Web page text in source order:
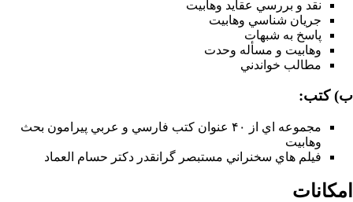
نقد و بررسي عقايد وهابيت
جريان شناسي وهابيت
پاسخ به شبهات
وهابيت و مسأله وحدت
مطالب خواندني
ب) کتب:
مجموعه اي از ۴۰ عنوان کتب فارسي و عربي پيرامون بحث
وهابيت
فيلم هاي سخنراني مستبصر گرانقدر دکتر حسام العماد
امکانات